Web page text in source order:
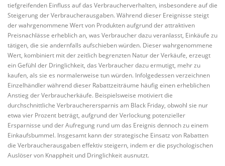
tiefgreifenden Einfluss auf das Verbraucherverhalten, insbesondere auf die
Steigerung der Verbraucherausgaben. Während dieser Ereignisse steigt
der wahrgenommene Wert von Produkten aufgrund der attraktiven
Preisnachlässe erheblich an, was Verbraucher dazu veranlasst, Einkäufe zu
tätigen, die sie andernfalls aufschieben würden. Dieser wahrgenommene
Wert, kombiniert mit der zeitlich begrenzten Natur der Verkäufe, erzeugt
ein Gefühl der Dringlichkeit, das Verbraucher dazu ermutigt, mehr zu
kaufen, als sie es normalerweise tun würden. Infolgedessen verzeichnen
Einzelhändler während dieser Rabattzeiträume häufig einen erheblichen
Anstieg der Verbraucherkäufe. Beispielsweise motiviert die
durchschnittliche Verbraucherersparnis am Black Friday, obwohl sie nur
etwa vier Prozent beträgt, aufgrund der Verlockung potenzieller
Ersparnisse und der Aufregung rund um das Ereignis dennoch zu einem
Einkaufsbummel. Insgesamt kann der strategische Einsatz von Rabatten
die Verbraucherausgaben effektiv steigern, indem er die psychologischen
Auslöser von Knappheit und Dringlichkeit ausnutzt.